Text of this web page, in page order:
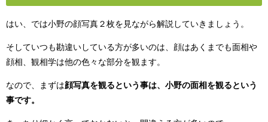
はい、では小野の顔写真２枚を見ながら解説していきましょう。
そしていつも勘違いしている方が多いのは、顔はあくまでも面相や
顔相、観相学は他の色々な部分を観ます。
なので、まずは顔写真を観るという事は、小野の面相を観るという
事です。